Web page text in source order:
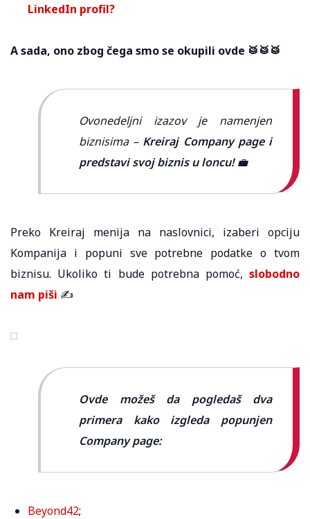
LinkedIn profil?
A sada, ono zbog čega smo se okupili ovde 🥁🥁🥁
Ovonedeljni izazov je namenjen
biznisima – Kreiraj Company page i
predstavi svoj biznis u loncu!💼
Preko Kreiraj menija na naslovnici, izaberi opciju
Kompanija i popuni sve potrebne podatke o tvom
biznisu. Ukoliko ti bude potrebna pomoć, slobodno
nam piši ✍️
Ovde možeš da pogledaš dva
primera kako izgleda popunjen
Company page:
Beyond42;